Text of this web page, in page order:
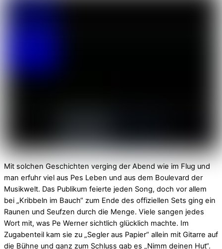
Mit solchen Geschichten verging der Abend wie im Flug und
man erfuhr viel aus Pes Leben und aus dem Boulevard der
Musikwelt. Das Publikum feierte jeden Song, doch vor allem
bei „Kribbeln im Bauch“ zum Ende des offiziellen Sets ging ein
Raunen und Seufzen durch die Menge. Viele sangen jedes
Wort mit, was Pe Werner sichtlich glücklich machte. Im
Zugabenteil kam sie zu „Segler aus Papier“ allein mit Gitarre auf
die Bühne und ganz zum Schluss gab es „Nimm deinen Hut“.